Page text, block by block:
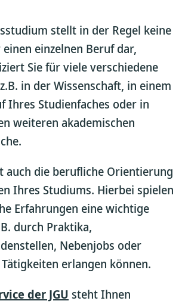
stellt in der Regel keine
einzelnen Beruf dar,
Sie für viele verschiedene
in der Wissenschaft, in einem
Ihres Studienfaches oder in
weiteren akademischen
auch die berufliche Orientierung
Ihres Studiums. Hierbei spielen
Erfahrungen eine wichtige
durch Praktika,
Nebenjobs oder
erlangen können.
der JGU steht Ihnen